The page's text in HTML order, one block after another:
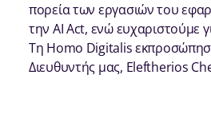
πορεία των εργασιών του
την ΑΙ Αct, ενώ ευχαριστούμε
Τη Homo Digitalis
Διευθυντής μας, Eleftherios